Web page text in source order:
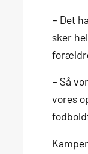
– Det
sker
– Så
vores